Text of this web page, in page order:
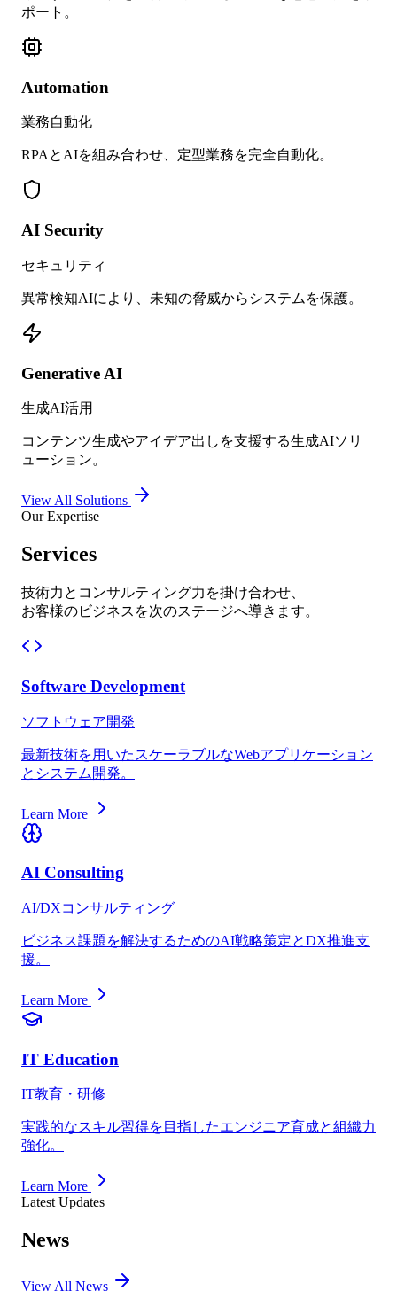
ポート。
Automation
業務自動化
RPAとAIを組み合わせ、定型業務を完全自動化。
AI Security
セキュリティ
異常検知AIにより、未知の脅威からシステムを保護。
Generative AI
生成AI活用
コンテンツ生成やアイデア出しを支援する生成AIソリ
ューション。
View All Solutions
Our Expertise
Services
技術力とコンサルティング力を掛け合わせ、
お客様のビジネスを次のステージへ導きます。
Software Development
ソフトウェア開発
最新技術を用いたスケーラブルなWebアプリケーション
とシステム開発。
Learn More
AI Consulting
AI/DXコンサルティング
ビジネス課題を解決するためのAI戦略策定とDX推進支
援。
Learn More
IT Education
IT教育・研修
実践的なスキル習得を目指したエンジニア育成と組織力
強化。
Learn More
Latest Updates
News
View All News